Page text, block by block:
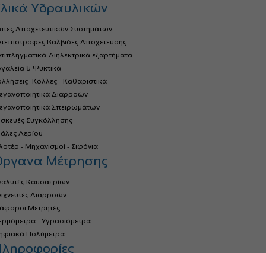
Υδραυλικών
Αποχετευτικών Συστημάτων
Βαλβιδες Αποχετευσης
Διηλεκτρικά εξαρτήματα
& Ψυκτικά
Κόλλες - Καθαριστικά
Διαρροών
Σπειρωμάτων
Συγκόλλησης
Αερίου
- Μηχανισμοί - Σιφόνια
Μέτρησης
Καυσαερίων
Διαρροών
Μετρητές
- Υγρασιόμετρα
Πολύμετρα